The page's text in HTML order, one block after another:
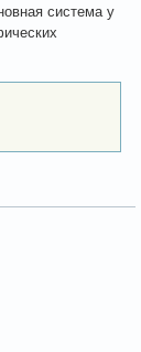
система у